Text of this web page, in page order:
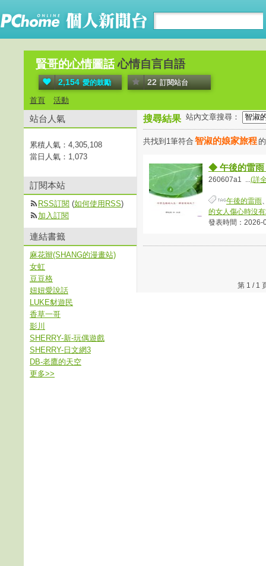
賢哥的心情圖話 心情自言自語
2,154 愛的鼓勵 22 訂閱站台
首頁 活動
搜尋結果 站內文章搜尋：
共找到1筆符合 智淑的娘家旅程
◆ 午後的雷
260607a1 ...(詳
午後的雷雨
的女人傷心時沒
發表時間：2026-
第 1 /
站台人氣
累積人氣： 4,305,108
當日人氣： 1,073
訂閱本站
RSS訂閱 (如何使用RSS)
加入訂閱
連結書籤
麻花辮(SHANG的漫畫站)
女虹
豆豆格
妞妞愛說話
LUKE豺遊民
香草一哥
影川
SHERRY-新-玩偶遊戲
SHERRY-日文網3
DB-老鷹的天空
更多>>